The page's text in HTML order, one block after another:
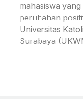
mahasiswa
perubahan
Universitas
Surabaya